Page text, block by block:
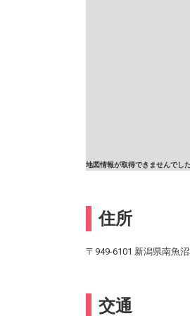
地図情報が取得できませんでした
住所
〒949-6101 新潟県南魚
交通